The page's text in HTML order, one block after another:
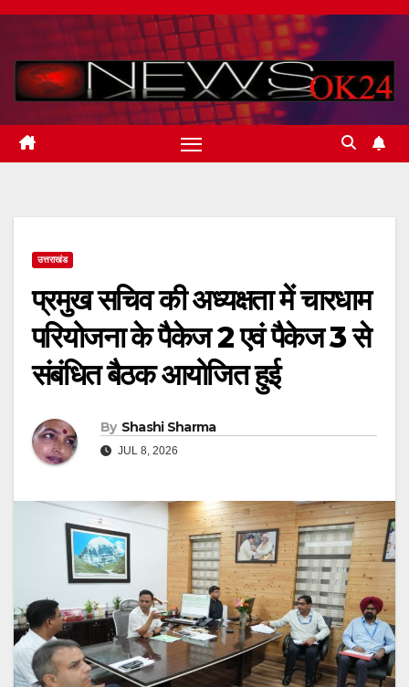
Skip
content
उत्तराखंड
प्रमुख सचिव की अध्यक्षता में चारधाम
परियोजना के पैकेज 2 एवं पैकेज 3 से
संबंधित बैठक आयोजित हुई
By Shashi Sharma
JUL 8, 2026